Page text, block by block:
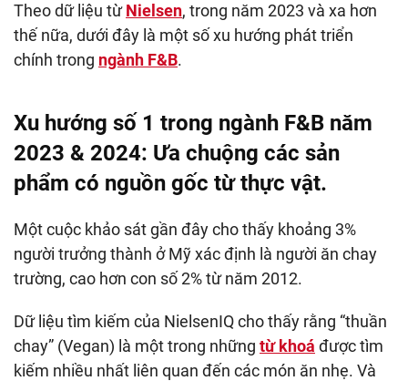
Theo dữ liệu từNielsen, trong năm 2023 và xa hơn
thế nữa, dưới đây là một số xu hướng phát triển
chính trong ngành F&B.
Xu hướng số 1 trong ngành F&B năm
2023 & 2024: Ưa chuộng các sản
phẩm có nguồn gốc từ thực vật.
Một cuộc khảo sát gần đây cho thấy khoảng 3%
người trưởng thành ở Mỹ xác định là người ăn chay
trường, cao hơn con số 2% từ năm 2012.
Dữ liệu tìm kiếm của NielsenIQ cho thấy rằng “thuần
chay” (Vegan) là một trong những từ khoá được tìm
kiếm nhiều nhất liên quan đến các món ăn nhẹ. Và